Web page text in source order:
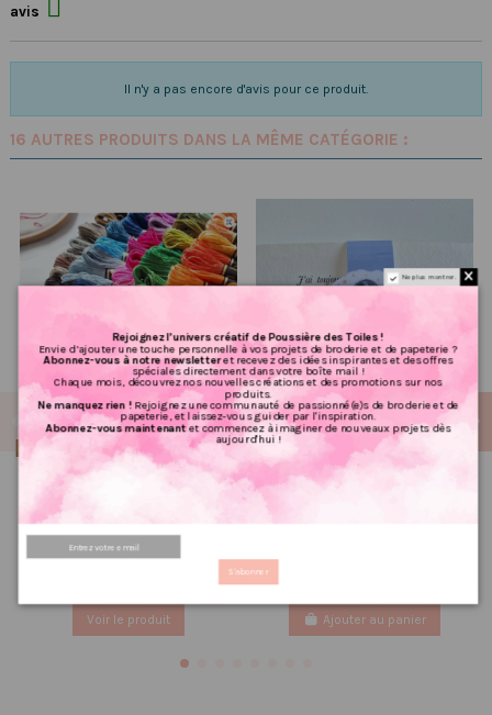
avis 
Il n'y a pas encore d'avis pour ce produit.
16 AUTRES PRODUITS DANS LA MÊME CATÉGORIE :
Produit disponible avec d'autres options
Fils à broder Réf 3064 à
0,38 €
0.30 €
PRIX VIP👑
Voir le produit
Marque page magie
3,99 €
Ajouter au panier
Ne plus montrer.
Rejoignez l’univers créatif de Poussière des Toiles !
Envie d’ajouter une touche personnelle à vos projets de broderie et de papeterie ?
Abonnez-vous à notre newsletteret recevez des idées inspirantes et des offres
spéciales directement dans votre boîte mail !
Chaque mois, découvrez nos nouvelles créations et des promotions sur nos
produits.
Ne manquez rien !Rejoignez une communauté de passionné(e)s de broderie et de
papeterie, et laissez-vous guider par l'inspiration.
Abonnez-vous maintenantet commencez à imaginer de nouveaux projets dès
aujourd'hui !
S'abonner